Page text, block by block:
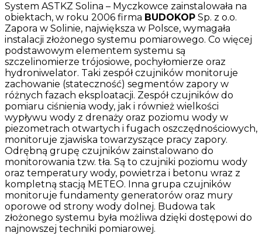
System ASTKZ Solina – Myczkowce zainstalowała na
obiektach, w roku 2006 firma BUDOKOP Sp. z o.o.
Zapora w Solinie, największa w Polsce, wymagała
instalacji złożonego systemu pomiarowego. Co więcej
podstawowym elementem systemu są
szczelinomierze trójosiowe, pochyłomierze oraz
hydroniwelator. Taki zespół czujników monitoruje
zachowanie (stateczność) segmentów zapory w
różnych fazach eksploatacji. Zespół czujników do
pomiaru ciśnienia wody, jak i również wielkości
wypływu wody z drenaży oraz poziomu wody w
piezometrach otwartych i fugach oszczędnościowych,
monitoruje zjawiska towarzyszące pracy zapory.
Odrębną grupę czujników zainstalowano do
monitorowania tzw. tła. Są to czujniki poziomu wody
oraz temperatury wody, powietrza i betonu wraz z
kompletną stacją METEO. Inna grupa czujników
monitoruje fundamenty generatorów oraz mury
oporowe od strony wody dolnej. Budowa tak
złożonego systemu była możliwa dzięki dostępowi do
najnowszej techniki pomiarowej.